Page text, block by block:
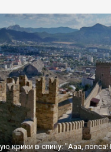
крики в спину: "Ааа,